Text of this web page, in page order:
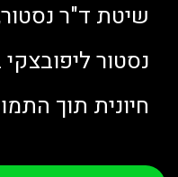
שיטת ד"ר
נסטור
חיונית תוך